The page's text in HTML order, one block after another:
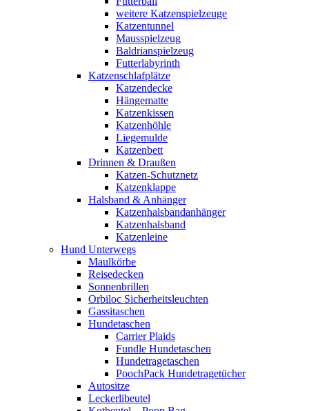
weitere Katzenspielzeuge
Katzentunnel
Mausspielzeug
Baldrianspielzeug
Futterlabyrinth
Katzenschlafplätze
Katzendecke
Hängematte
Katzenkissen
Katzenhöhle
Liegemulde
Katzenbett
Drinnen & Draußen
Katzen-Schutznetz
Katzenklappe
Halsband & Anhänger
Katzenhalsbandanhänger
Katzenhalsband
Katzenleine
Hund Unterwegs
Maulkörbe
Reisedecken
Sonnenbrillen
Orbiloc Sicherheitsleuchten
Gassitaschen
Hundetaschen
Carrier Plaids
Fundle Hundetaschen
Hundetragetaschen
PoochPack Hundetragetücher
Autositze
Leckerlibeutel